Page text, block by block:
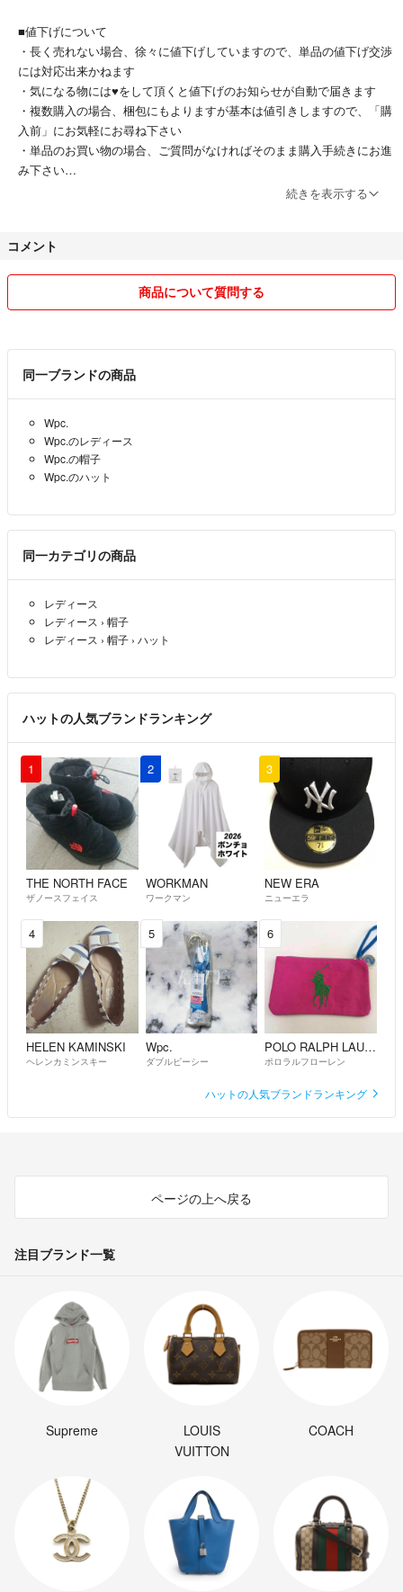
■値下げについて
・長く売れない場合、徐々に値下げしていますので、単品の値下げ交渉
には対応出来かねます
・気になる物には♥をして頂くと値下げのお知らせが自動で届きます
・複数購入の場合、梱包にもよりますが基本は値引きしますので、「購
入前」にお気軽にお尋ね下さい
・単品のお買い物の場合、ご質問がなければそのまま購入手続きにお進
み下さい
のご希望がある場合は料金が変わりますので購入前にお知らせください
お急ぎの場合はご一報下さい、頑張ります⭐️
・メリット・デメリット含め、出来るだけ画像や文章でお伝えできるよ
う努力しています、お互い気持ちの良いお取引が出来ればと思っていま
・気に入った物は複数買う事が多く、取り急ぎ使わない新品を出品する
事もあります、自分の物が古くなったり、プレゼントなどで使う事もあ
るので急に出品取り消しする場合があります
・転売は気にしませんが、マナーとして元の画像はお使いにならないよ
☆購入も大好きです✨売上金で即お支払いしています、宜しくお願いし
ます
続きを表示する
コメント
商品について質問する
同一ブランドの商品
Wpc.
Wpc.のレディース
Wpc.の帽子
Wpc.のハット
同一カテゴリの商品
レディース
レディース › 帽子
レディース › 帽子 › ハット
ハットの人気ブランドランキング
1
THE NORTH FACE
ザノースフェイス
2
WORKMAN
ワークマン
3
NEW ERA
ニューエラ
4
HELEN KAMINSKI
ヘレンカミンスキー
5
Wpc.
ダブルピーシー
6
POLO RALPH LAUREN
ポロラルフローレン
ハットの人気ブランドランキング
ページの上へ戻る
注目ブランド一覧
Supreme
LOUIS
VUITTON
COACH